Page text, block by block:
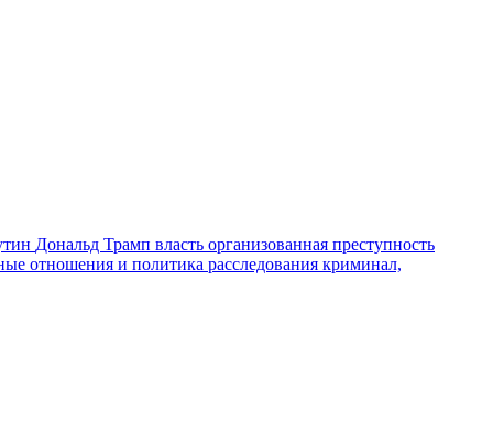
Дональд Трамп власть организованная преступность
отношения и политика расследования криминал,